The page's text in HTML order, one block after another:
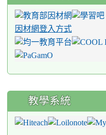
因材網登入方式
教學系統